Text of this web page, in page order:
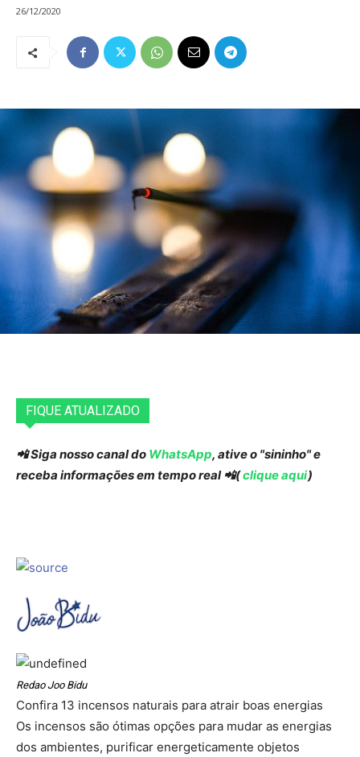
26/12/2020
FIQUE ATUALIZADO
📲 Siga nosso canal do WhatsApp, ative o "sininho" e
receba informações em tempo real 📲(clique aqui)
Redao Joo Bidu
Confira 13 incensos naturais para atrair boas energias
Os incensos são ótimas opções para mudar as energias
dos ambientes, purificar energeticamente objetos